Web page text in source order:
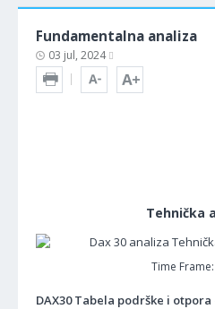
Fundamentalna analiza
03 jul, 2024
Tehnička
Time
DAX30 Tabela podrške i otpora